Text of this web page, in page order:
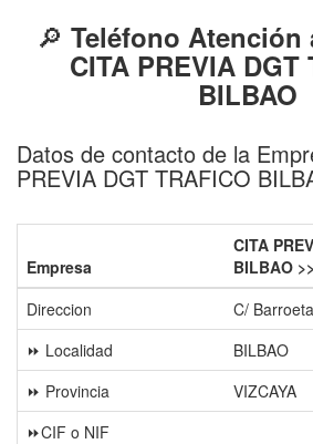
🔎 Teléfono Atención
CITA PREVIA DGT
BILBAO
Datos de contacto de la
PREVIA DGT TRAFICO
Empresa
CITA
BILBAO >>
Direccion
C/
⏩ Localidad
BILBAO
⏩ Provincia
VIZCAYA
⏩CIF o NIF